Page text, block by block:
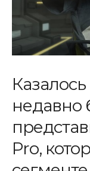
недавно
Pro,